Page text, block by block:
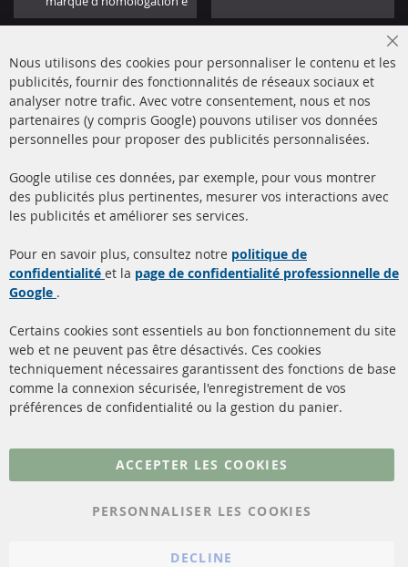
+49 (0) 4533 799000
info@contra-automotive.de
facebook
instagram
Filtres à particules diesel
(FPD)
Catalyseur (CAT)
Capteurs
Matériel de montage
à propos de nous
livraison
Contact
Résilier le contrat
Plus de liens
Conditions générales
Nous utilisons des cookies pour personnaliser le contenu et les
publicités, fournir des fonctionnalités de réseaux sociaux et
analyser notre trafic. Avec votre consentement, nous et nos
partenaires (y compris Google) pouvons utiliser vos données
personnelles pour proposer des publicités personnalisées.
Google utilise ces données, par exemple, pour vous montrer
des publicités plus pertinentes, mesurer vos interactions avec
les publicités et améliorer ses services.
Pour en savoir plus, consultez notre politique de
confidentialité et la page de confidentialité professionnelle de
Google .
Certains cookies sont essentiels au bon fonctionnement du site
web et ne peuvent pas être désactivés. Ces cookies
techniquement nécessaires garantissent des fonctions de base
comme la connexion sécurisée, l'enregistrement de vos
préférences de confidentialité ou la gestion du panier.
ACCEPTER LES COOKIES
PERSONNALISER LES COOKIES
DECLINE